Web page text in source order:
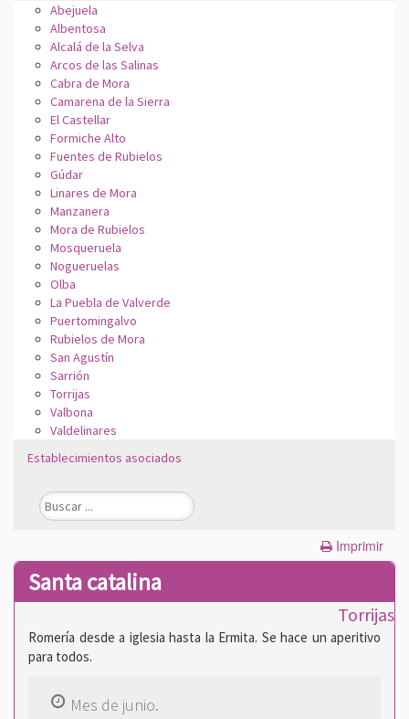
Abejuela
Albentosa
Alcalá de la Selva
Arcos de las Salinas
Cabra de Mora
Camarena de la Sierra
El Castellar
Formiche Alto
Fuentes de Rubielos
Gúdar
Linares de Mora
Manzanera
Mora de Rubielos
Mosqueruela
Nogueruelas
Olba
La Puebla de Valverde
Puertomingalvo
Rubielos de Mora
San Agustín
Sarrión
Torrijas
Valbona
Valdelinares
Establecimientos asociados
Imprimir
Santa catalina
Torrijas
Romería desde a iglesia hasta la Ermita. Se hace un aperitivo
para todos.
Mes de junio.